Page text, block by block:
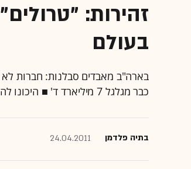
זהירות:
בעולם
בארה"ב מאבדים סבלנות: חברות לא
כבר מגלגל 7 מיליארד ד' ■ היכונו להגעתם של הטרולים לישראל
בתיה פלדמן 24.04.2011